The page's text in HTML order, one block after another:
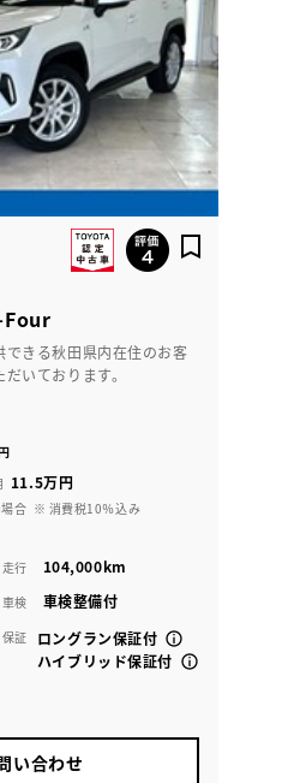
Four
きる秋田県内在住のお客
いております。
11.5万円
合 ※ 消費税10％込み
走行 104,000km
車検 車検整備付
保証
ロングラン保証付
ハイブリッド保証付
い合わせ